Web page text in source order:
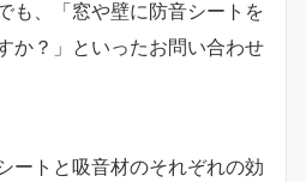
も、「窓や壁に防音シートを
か？」といったお問い合わせ
ートと吸音材のそれぞれの効